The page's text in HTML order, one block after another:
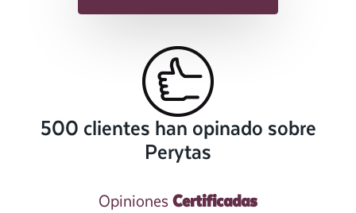
500 clientes han opinado sobre
Perytas
Opiniones Certificadas